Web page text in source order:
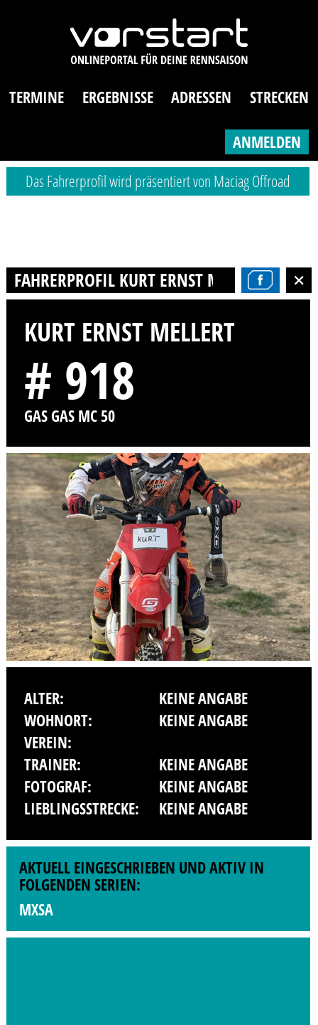
TERMINE ERGEBNISSE ADRESSEN STRECKEN
ANMELDEN
Das Fahrerprofil wird präsentiert von Maciag Offroad
FAHRERPROFIL KURT ERNST MELLERT
KURT ERNST MELLERT
# 918
GAS GAS MC 50
ALTER:
KEINE ANGABE
WOHNORT:
KEINE ANGABE
VEREIN:
TRAINER:
KEINE ANGABE
FOTOGRAF:
KEINE ANGABE
LIEBLINGSSTRECKE:
KEINE ANGABE
AKTUELL EINGESCHRIEBEN UND AKTIV IN
FOLGENDEN SERIEN:
MXSA